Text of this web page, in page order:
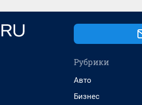
Рубрики
Авто
Бизнес